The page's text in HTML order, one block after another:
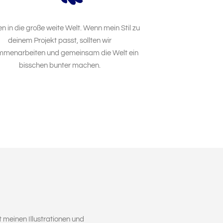
in die große weite Welt. Wenn mein Stil zu
deinem Projekt passt, sollten wir
und gemeinsam die Welt ein
bisschen bunter machen.
meinen Illustrationen und